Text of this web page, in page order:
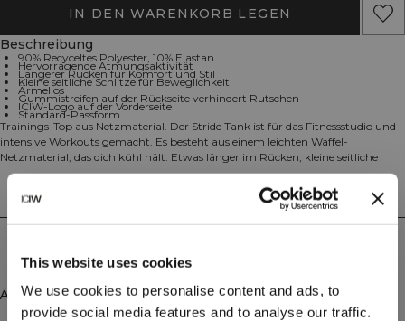
This website uses cookies
We use cookies to personalise content and ads, to
provide social media features and to analyse our traffic.
IN DEN WARENKORB LEGEN
Beschreibung
90% Recyceltes Polyester, 10% Elastan
Hervorragende Atmungsaktivität
Längerer Rücken für Komfort und Stil
Kleine seitliche Schlitze für Beweglichkeit
Ärmellos
Gummistreifen auf der Rückseite verhindert Rutschen
ICIW-Logo auf der Vorderseite
Standard-Passform
Trainings-Top aus Netzmaterial. Der Stride Tank ist für das Fitnessstudio und
intensive Workouts gemacht. Es besteht aus einem leichten Waffel-
Netzmaterial, das dich kühl hält. Etwas länger im Rücken, kleine seitliche
Schlitze und keine Ärmel bieten dir volle Bewegungsfreiheit. Ein
Gummistreifen auf der Rückseite verhindert, dass du auf der Trainingsbank
rutschst. 90% Recyceltes Polyester, 10% Elastan.
Technical Aspects
Ähnliche Produkte